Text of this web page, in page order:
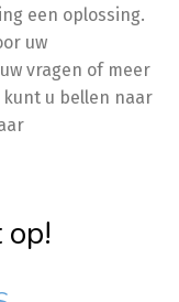
een oplossing.
uw
vragen of meer
u bellen naar